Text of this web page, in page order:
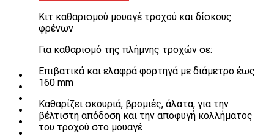
Εργαλεία Χειρός
Διάφορα Είδη Φανοποιείου
ΚΑΤΑΛΟΓΟΣ
DOWNLOADS
VIDEO & ΝΕΑ
ΕΠΙΚΟΙΝΩΝΙΑ
B2B
ΕΝ
Κιτ καθαρισμού μουαγέ τροχού και δίσκους
φρένων
Για καθαρισμό της πλήμνης τροχών σε:
Επιβατικά και ελαφρά φορτηγά με διάμετρο έως
160 mm
Καθαρίζει σκουριά, βρομιές, άλατα, για την
βέλτιστη απόδοση και την αποφυγή κολλήματος
του τροχού στο μουαγέ